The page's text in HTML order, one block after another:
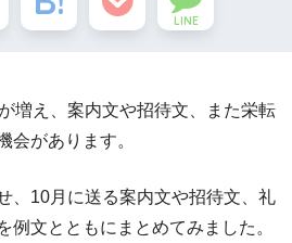
LINE
増え、案内文や招待文、また栄転
会があります。
、10月に送る案内文や招待文、礼
例文とともにまとめてみました。